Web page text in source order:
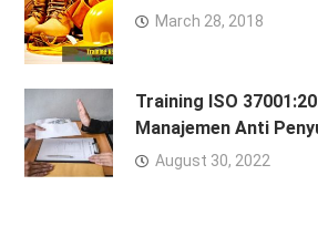
March 28, 2018
Training ISO
Manajemen Anti
August 30, 2022